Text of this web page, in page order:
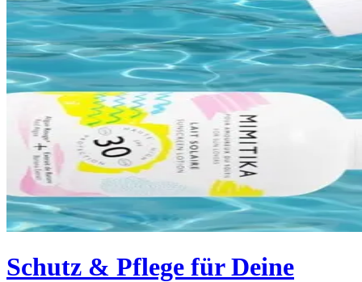
Schutz & Pflege für Deine